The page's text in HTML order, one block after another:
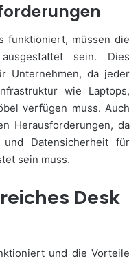
funktioniert, müssen die
sein. Dies
Unternehmen, da jeder
wie Laptops,
verfügen muss. Auch
Herausforderungen, da
Datensicherheit für
sein muss.
Desk
und die Vorteile